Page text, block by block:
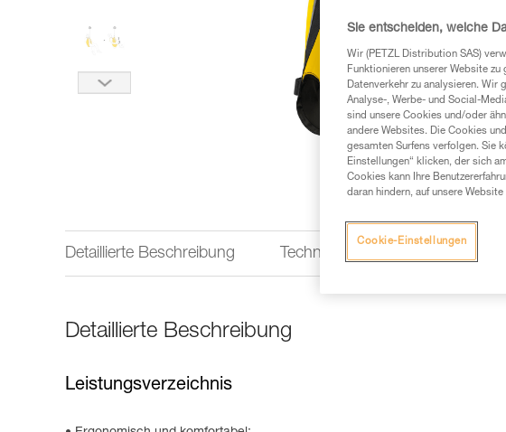
Detaillierte Beschreibung Technische Informationen
Detaillierte Beschreibung
Leistungsverzeichnis
Sie entscheiden, welche
Wir (PETZL Distribution SAS)
Funktionieren unserer Website
Datenverkehr zu analysieren. Wir
Analyse-, Werbe- und Social-
sind unsere Cookies und/oder
andere Websites. Die Cookies
gesamten Surfens verfolgen. Sie
Einstellungen“ klicken, der sich
Cookies kann Ihre
daran hindern, auf unsere Website
Cookie-Einstellungen